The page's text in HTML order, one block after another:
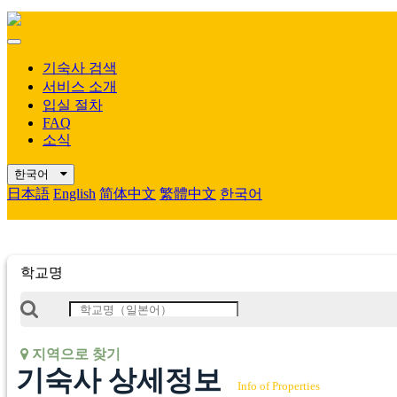
Mobile
기숙사 검색
서비스 소개
입실 절차
FAQ
소식
한국어
日本語 English 简体中文 繁體中文 한국어
학교명
지역으로 찾기
기숙사 상세정보 Info of Properties